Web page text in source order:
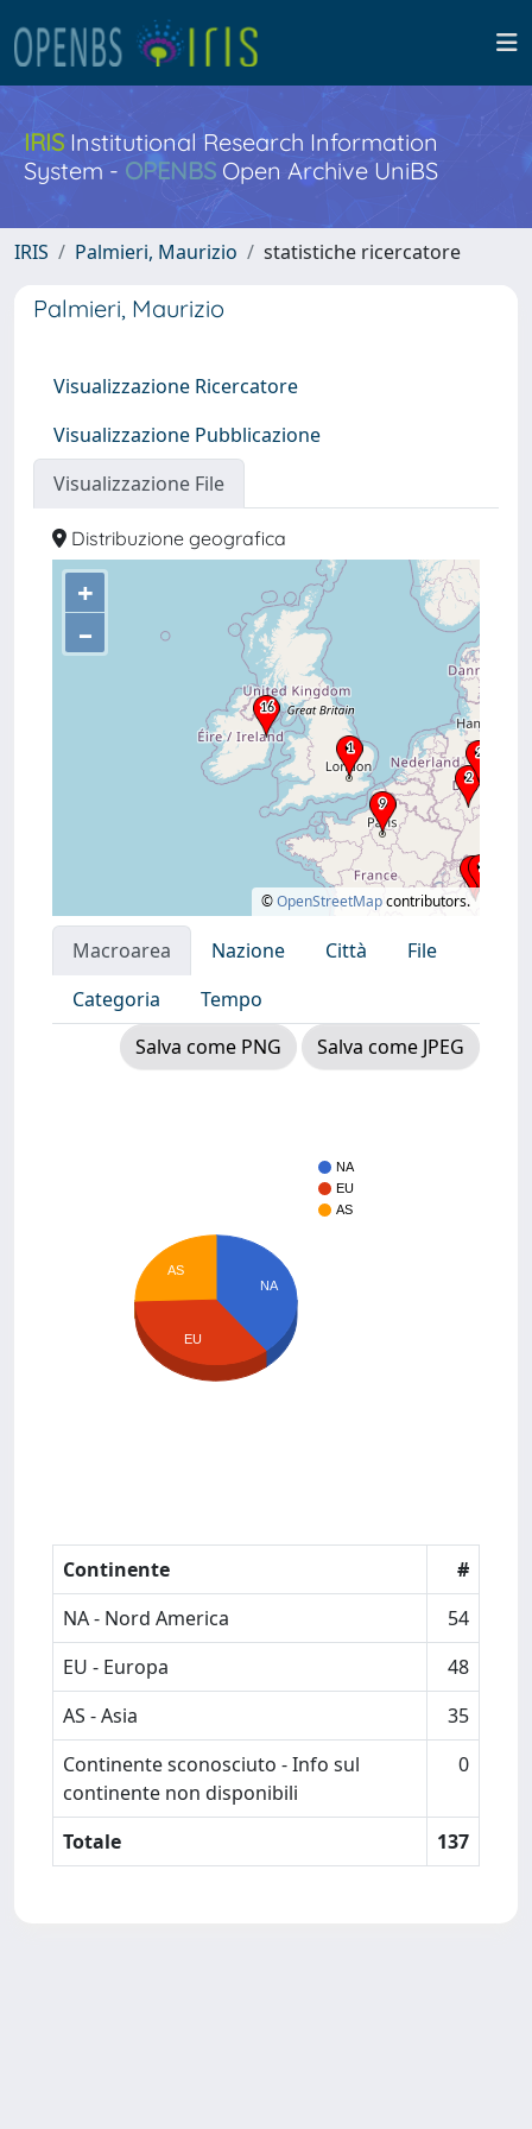
IRISInstitutional Research Information
System - OPENBS Open Archive UniBS
IRIS Palmieri, Maurizio statistiche ricercatore
Palmieri, Maurizio
Visualizzazione Ricercatore
Visualizzazione Pubblicazione
Visualizzazione File
Distribuzione geografica
+
–
©OpenStreetMapcontributors.
Macroarea Nazione Città
File
Categoria
Tempo
Salva come PNG
Salva come JPEG
NA
EU
AS
NA
AS
EU
Continente
#
NA - Nord America
54
EU - Europa
48
AS - Asia
35
Continente sconosciuto - Info sul
continente non disponibili
0
Totale 137